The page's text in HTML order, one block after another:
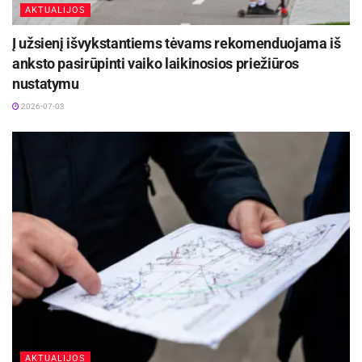
AKTUALIJOS
Į užsienį išvykstantiems tėvams rekomenduojama iš
anksto pasirūpinti vaiko laikinosios priežiūros
nustatymu
2026-07-03
AKTUALIJOS